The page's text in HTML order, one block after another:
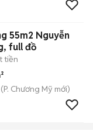
55m2 Nguyễn
full đồ
tiền
(P. Chương Mỹ mới)